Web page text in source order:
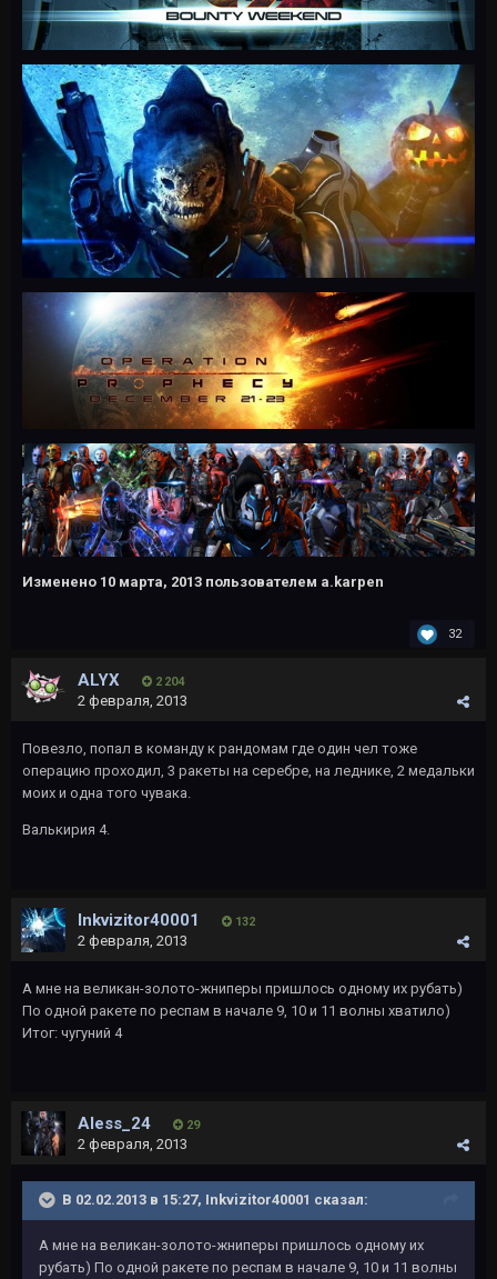
Изменено 10 марта, 2013 пользователем a.karpen
32
ALYX 2 204
2 февраля, 2013
Повезло, попал в команду к рандомам где один чел тоже
операцию проходил, 3 ракеты на серебре, на леднике, 2 медальки
моих и одна того чувака.
Валькирия 4.
Inkvizitor40001 132
2 февраля, 2013
А мне на великан-золото-жниперы пришлось одному их рубать)
По одной ракете по респам в начале 9, 10 и 11 волны хватило)
Итог: чугуний 4
Aless_24 29
2 февраля, 2013
В 02.02.2013 в 15:27, Inkvizitor40001 сказал:
А мне на великан-золото-жниперы пришлось одному их
рубать) По одной ракете по респам в начале 9, 10 и 11 волны